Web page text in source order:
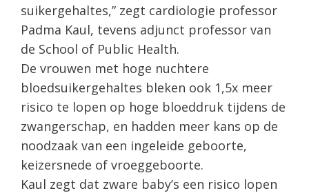
suikergehaltes,” zegt cardiologie professor
Padma Kaul, tevens adjunct professor van
de School of Public Health.
De vrouwen met hoge nuchtere
bloedsuikergehaltes bleken ook 1,5x meer
risico te lopen op hoge bloeddruk tijdens de
zwangerschap, en hadden meer kans op de
noodzaak van een ingeleide geboorte,
keizersnede of vroeggeboorte.
Kaul zegt dat zware baby’s een risico lopen